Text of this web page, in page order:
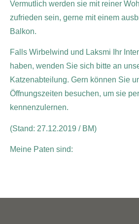
Vermutlich werden sie mit reiner
zufrieden sein, gerne mit einem
Balkon.
Falls Wirbelwind und Laksmi Ihr
haben, wenden Sie sich bitte an
Katzenabteilung. Gern können Sie
Öffnungszeiten besuchen, um sie
kennenzulernen.
(Stand: 27.12.2019 / BM)
Meine Paten sind: